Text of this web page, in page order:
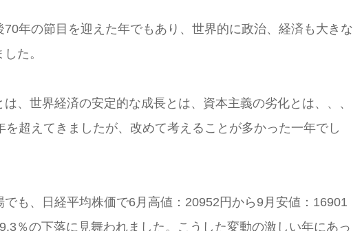
70年の節目を迎えた年でもあり、世界的に政治、経済も大きな
た。
、世界経済の安定的な成長とは、資本主義の劣化とは、、、
を超えてきましたが、改めて考えることが多かった一年でし
でも、日経平均株価で6月高値：20952円から9月安値：16901
％の下落に見舞われました。こうした変動の激しい年にあっ